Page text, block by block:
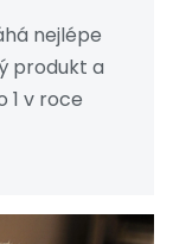
nejlépe
produkt a
1 v roce